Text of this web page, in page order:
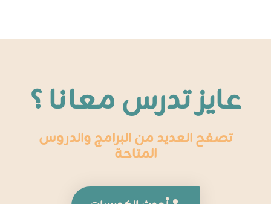
عايز تدرس معانا ؟
تصفح العديد من البرامج والدروس
المتاحة